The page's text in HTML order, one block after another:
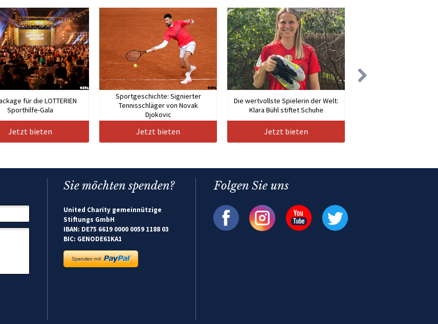
für die LOTTERIEN
Sporthilfe-Gala
Jetzt bieten
Sportgeschichte: Signierter
Tennisschläger von Novak
Djokovic
Jetzt bieten
Die wertvollste Spielerin der Welt:
Klara Bühl stiftet Schuhe
Jetzt bieten
Sie möchten spenden?
United Charity gemeinnützige
Stiftungs GmbH
IBAN: DE75 6619 0000 0059 1188 03
BIC: GENODE61KA1
Folgen Sie uns